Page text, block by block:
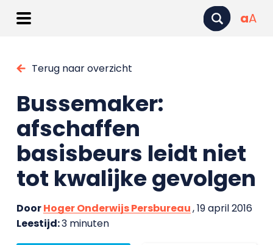
aA
Terug naar overzicht
Bussemaker:
afschaffen
basisbeurs leidt niet
tot kwalijke gevolgen
DoorHoger Onderwijs Persbureau, 19 april 2016
Leestijd:3 minuten